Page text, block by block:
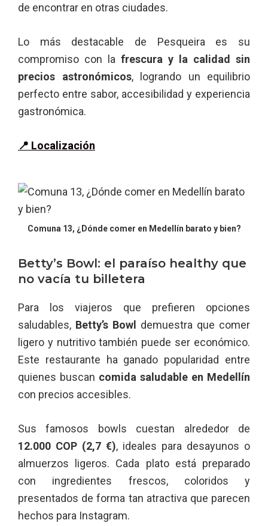
de encontrar en otras ciudades.
Lo más destacable de Pesqueira es su
compromiso con la frescura y la calidad sin
precios astronómicos, logrando un equilibrio
perfecto entre sabor, accesibilidad y experiencia
gastronómica.
📍 Localización
Comuna 13, ¿Dónde comer en Medellín barato y bien?
Betty’s Bowl: el paraíso healthy que
no vacía tu billetera
Para los viajeros que prefieren opciones
saludables, Betty’s Bowl demuestra que comer
ligero y nutritivo también puede ser económico.
Este restaurante ha ganado popularidad entre
quienes buscan comida saludable en Medellín
con precios accesibles.
Sus famosos bowls cuestan alrededor de
12.000 COP (2,7 €), ideales para desayunos o
almuerzos ligeros. Cada plato está preparado
con ingredientes frescos, coloridos y
presentados de forma tan atractiva que parecen
hechos para Instagram.